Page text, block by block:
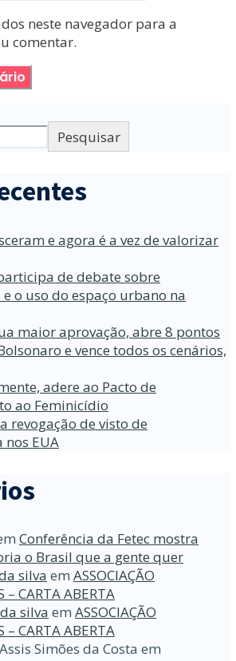
neste navegador para a
comentar.
Pesquisar
e agora é a vez de valorizar
de debate sobre
o uso do espaço urbano na
maior aprovação, abre 8 pontos
e vence todos os cenários,
adere ao Pacto de
ao Feminicídio
revogação de visto de
EUA
Conferência da Fetec mostra
o Brasil que a gente quer
silva em ASSOCIAÇÃO
– CARTA ABERTA
silva em ASSOCIAÇÃO
– CARTA ABERTA
Simões da Costa em